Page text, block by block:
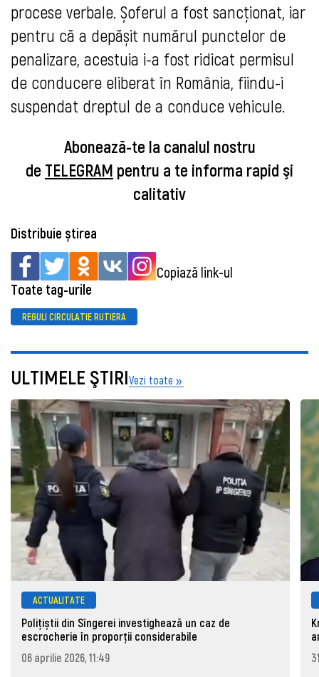
procese verbale. Șoferul a fost sancționat, iar
pentru că a depășit numărul punctelor de
penalizare, acestuia i-a fost ridicat permisul
de conducere eliberat în România, fiindu-i
suspendat dreptul de a conduce vehicule.
Abonează-te la canalul nostru
de TELEGRAM pentru a te informa rapid şi
calitativ
Distribuie știrea
Copiază link-ul
Toate tag-urile
REGULI CIRCULATIE RUTIERA
ULTIMELE ŞTIRIVezi toate
ACTUALITATE
Polițiștii din Sîngerei investighează un caz de
escrocherie în proporții considerabile
06 aprilie 2026, 11:49